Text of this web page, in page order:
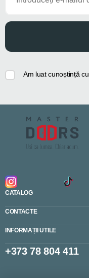
Am luat cunoștință cu
CATALOG
CONTACTE
INFORMAȚII UTILE
+373 78 804 411